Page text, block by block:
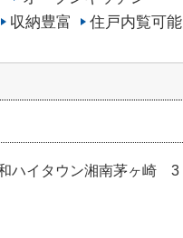
収納豊富
住戸内覧可能
ハイタウン湘南茅ヶ崎 3